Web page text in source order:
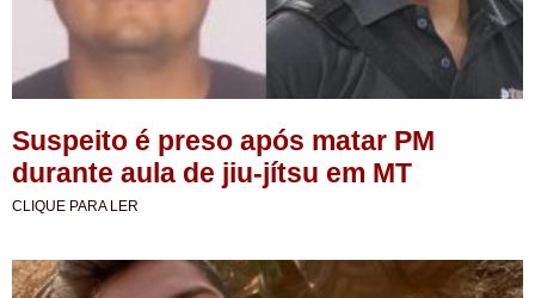
Suspeito é preso após matar PM
durante aula de jiu-jítsu em MT
CLIQUE PARA LER